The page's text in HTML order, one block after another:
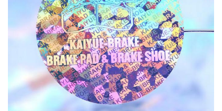
Lieferfrist
7-10 Tage für die machende
Anmerkung:
Preise hängen von den Produktdetails, ausführliche
Größe, Druckfarbe, Menge und andere
stellen.